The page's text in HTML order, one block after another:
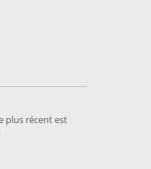
plus récent est